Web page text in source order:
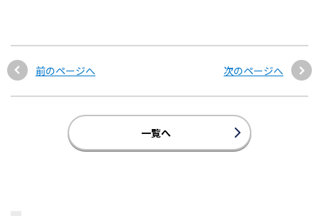
前のページへ 次のページへ
一覧へ